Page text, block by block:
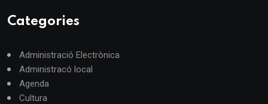
Categories
Administració Electrònica
Administracó local
Agenda
Cultura